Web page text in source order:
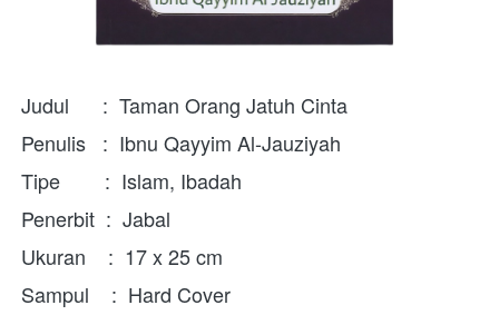
Judul      :  Taman Orang Jatuh Cinta
Penulis   :  Ibnu Qayyim Al-Jauziyah
Tipe        :  Islam, Ibadah
Penerbit  :  Jabal
Ukuran    :  17 x 25 cm
Sampul    :  Hard Cover